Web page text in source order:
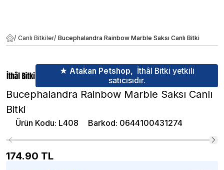
/ Canlı Bitkiler/ Bucephalandra Rainbow Marble Saksı Canlı Bitki
★ Atakan Petshop, İthâl Bitki yetkili
satıcısıdır.
Bucephalandra Rainbow Marble Saksı Canlı
Bitki
Ürün Kodu: L408 Barkod: 0644100431274
174.90 TL